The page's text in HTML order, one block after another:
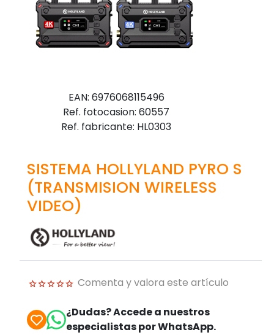
EAN: 6976068115496
Ref. fotocasion: 60557
Ref. fabricante: HL0303
SISTEMA HOLLYLAND PYRO S
(TRANSMISION WIRELESS
VIDEO)
Comenta y valora este artículo
¿Dudas? Accede a nuestros
especialistas por WhatsApp.